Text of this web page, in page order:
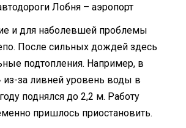
Лобня – аэропорт
и для наболевшей проблемы
После сильных дождей здесь
подтопления. Например, в
из-за ливней уровень воды в
поднялся до 2,2 м. Работу
пришлось приостановить.